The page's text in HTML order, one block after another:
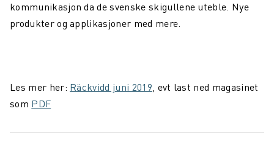
kommunikasjon da de svenske skigullene uteble. Nye
produkter og applikasjoner med mere.
Les mer her: Räckvidd juni 2019, evt last ned magasinet
som PDF